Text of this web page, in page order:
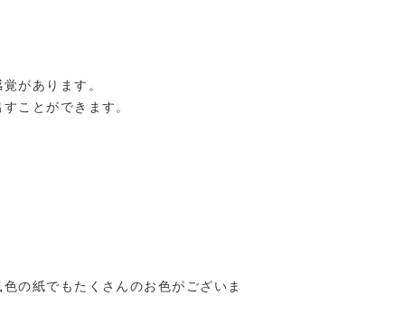
があります。
ことができます。
の紙でもたくさんのお色がございま